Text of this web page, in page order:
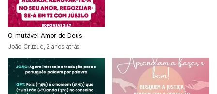
O Imutável Amor de Deus
João Cruzué, 2 anos atrás